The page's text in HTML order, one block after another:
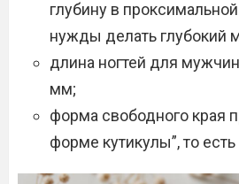
глубину в
нужды делать глубокий
длина ногтей для
мм;
форма свободного края
форме кутикулы”, то есть